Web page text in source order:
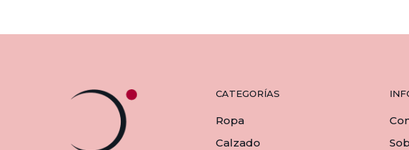
CATEGORÍAS
Ropa
Calzado